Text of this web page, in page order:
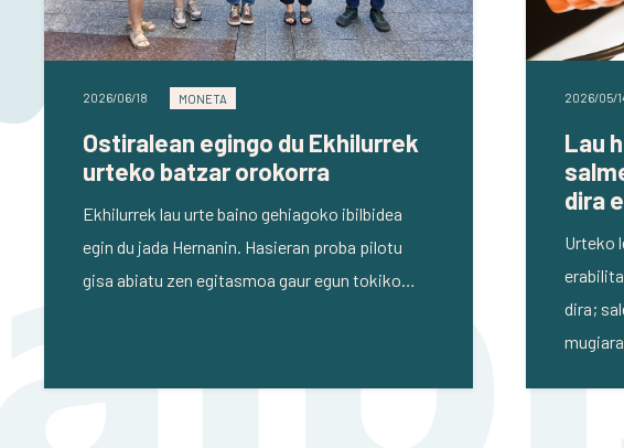
2026/06/18 MONETA
Ostiralean egingo du Ekhilurrek
urteko batzar orokorra
Ekhilurrek lau urte baino gehiagoko ibilbidea
egin du jada Hernanin. Hasieran proba pilotu
gisa abiatu zen egitasmoa gaur egun tokiko…
2026/05/
Lau
dira
Urteko
dira;